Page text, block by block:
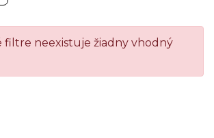
filtre neexistuje žiadny vhodný